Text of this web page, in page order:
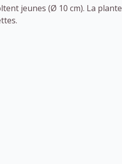
jeunes (Ø 10 cm). La plante